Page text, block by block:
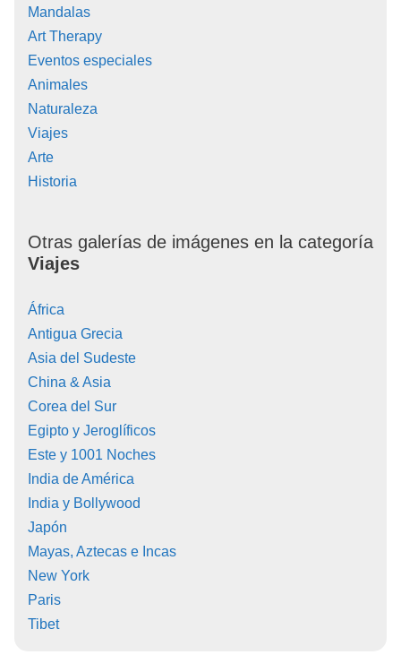
Mandalas
Art Therapy
Eventos especiales
Animales
Naturaleza
Viajes
Arte
Historia
Otras galerías de imágenes en la categoría
Viajes
África
Antigua Grecia
Asia del Sudeste
China & Asia
Corea del Sur
Egipto y Jeroglíficos
Este y 1001 Noches
India de América
India y Bollywood
Japón
Mayas, Aztecas e Incas
New York
Paris
Tibet